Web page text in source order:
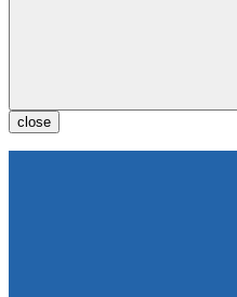
close